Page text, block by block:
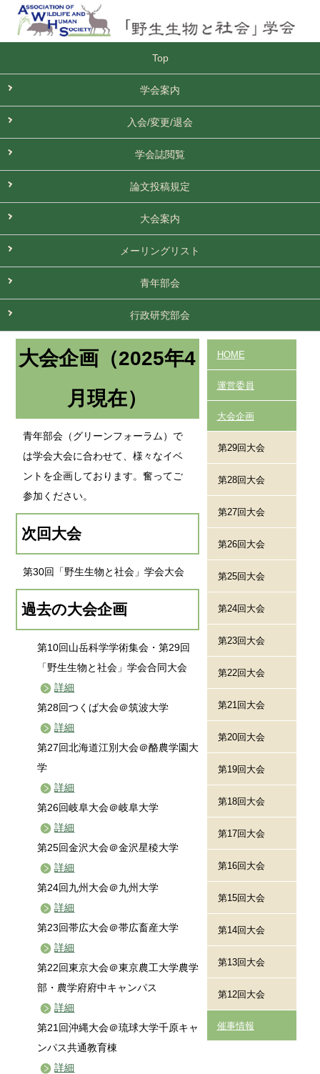
Top
学会案内
入会/変更/退会
学会誌閲覧
論文投稿規定
大会案内
メーリングリスト
青年部会
行政研究部会
大会企画（2025年4
月現在）
青年部会（グリーンフォーラム）で
は学会大会に合わせて、様々なイベ
ントを企画しております。奮ってご
参加ください。
次回大会
第30回「野生生物と社会」学会大会
過去の大会企画
第10回山岳科学学術集会・第29回
「野生生物と社会」学会合同大会
詳細
第28回つくば大会＠筑波大学
詳細
第27回北海道江別大会＠酪農学園大
学
詳細
第26回岐阜大会＠岐阜大学
詳細
第25回金沢大会＠金沢星稜大学
詳細
第24回九州大会＠九州大学
詳細
第23回帯広大会＠帯広畜産大学
詳細
第22回東京大会＠東京農工大学農学
部・農学府府中キャンパス
詳細
第21回沖縄大会＠琉球大学千原キャ
ンパス共通教育棟
詳細
HOME
運営委員
大会企画
第29回大会
第28回大会
第27回大会
第26回大会
第25回大会
第24回大会
第23回大会
第22回大会
第21回大会
第20回大会
第19回大会
第18回大会
第17回大会
第16回大会
第15回大会
第14回大会
第13回大会
第12回大会
催事情報